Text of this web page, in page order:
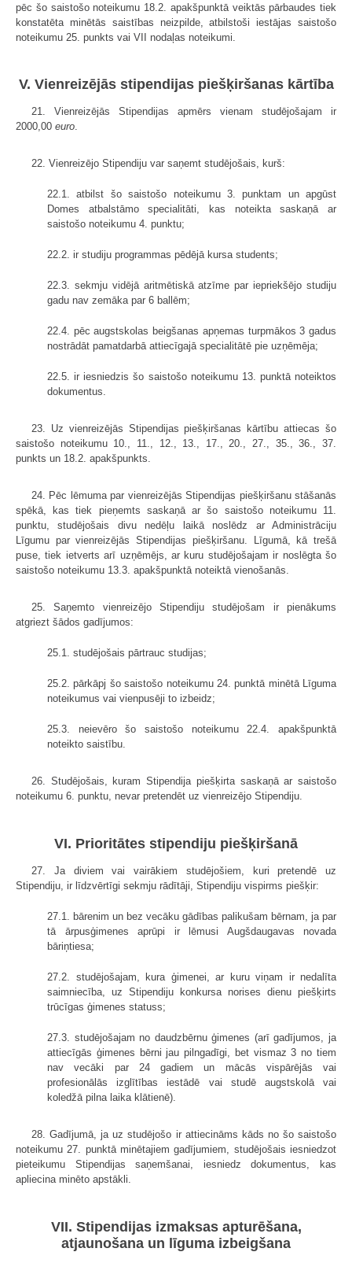
pēc šo saistošo noteikumu 18.2. apakšpunktā veiktās pārbaudes tiek
konstatēta minētās saistības neizpilde, atbilstoši iestājas saistošo
noteikumu 25. punkts vai VII nodaļas noteikumi.
V. Vienreizējās stipendijas piešķiršanas kārtība
21. Vienreizējās Stipendijas apmērs vienam studējošajam ir
2000,00 euro.
22. Vienreizējo Stipendiju var saņemt studējošais, kurš:
22.1. atbilst šo saistošo noteikumu 3. punktam un apgūst
Domes atbalstāmo specialitāti, kas noteikta saskaņā ar
saistošo noteikumu 4. punktu;
22.2. ir studiju programmas pēdējā kursa students;
22.3. sekmju vidējā aritmētiskā atzīme par iepriekšējo studiju
gadu nav zemāka par 6 ballēm;
22.4. pēc augstskolas beigšanas apņemas turpmākos 3 gadus
nostrādāt pamatdarbā attiecīgajā specialitātē pie uzņēmēja;
22.5. ir iesniedzis šo saistošo noteikumu 13. punktā noteiktos
dokumentus.
23. Uz vienreizējās Stipendijas piešķiršanas kārtību attiecas šo
saistošo noteikumu 10., 11., 12., 13., 17., 20., 27., 35., 36., 37.
punkts un 18.2. apakšpunkts.
24. Pēc lēmuma par vienreizējās Stipendijas piešķiršanu stāšanās
spēkā, kas tiek pieņemts saskaņā ar šo saistošo noteikumu 11.
punktu, studējošais divu nedēļu laikā noslēdz ar Administrāciju
Līgumu par vienreizējās Stipendijas piešķiršanu. Līgumā, kā trešā
puse, tiek ietverts arī uzņēmējs, ar kuru studējošajam ir noslēgta šo
saistošo noteikumu 13.3. apakšpunktā noteiktā vienošanās.
25. Saņemto vienreizējo Stipendiju studējošam ir pienākums
atgriezt šādos gadījumos:
25.1. studējošais pārtrauc studijas;
25.2. pārkāpj šo saistošo noteikumu 24. punktā minētā Līguma
noteikumus vai vienpusēji to izbeidz;
25.3. neievēro šo saistošo noteikumu 22.4. apakšpunktā
noteikto saistību.
26. Studējošais, kuram Stipendija piešķirta saskaņā ar saistošo
noteikumu 6. punktu, nevar pretendēt uz vienreizējo Stipendiju.
VI. Prioritātes stipendiju piešķiršanā
27. Ja diviem vai vairākiem studējošiem, kuri pretendē uz
Stipendiju, ir līdzvērtīgi sekmju rādītāji, Stipendiju vispirms piešķir:
27.1. bārenim un bez vecāku gādības palikušam bērnam, ja par
tā ārpusģimenes aprūpi ir lēmusi Augšdaugavas novada
bāriņtiesa;
27.2. studējošajam, kura ģimenei, ar kuru viņam ir nedalīta
saimniecība, uz Stipendiju konkursa norises dienu piešķirts
trūcīgas ģimenes statuss;
27.3. studējošajam no daudzbērnu ģimenes (arī gadījumos, ja
attiecīgās ģimenes bērni jau pilngadīgi, bet vismaz 3 no tiem
nav vecāki par 24 gadiem un mācās vispārējās vai
profesionālās izglītības iestādē vai studē augstskolā vai
koledžā pilna laika klātienē).
28. Gadījumā, ja uz studējošo ir attiecināms kāds no šo saistošo
noteikumu 27. punktā minētajiem gadījumiem, studējošais iesniedzot
pieteikumu Stipendijas saņemšanai, iesniedz dokumentus, kas
apliecina minēto apstākli.
VII. Stipendijas izmaksas apturēšana,
atjaunošana un līguma izbeigšana